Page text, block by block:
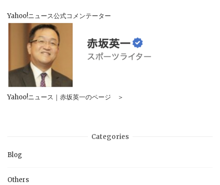
Yahoo!ニュース公式コメンテーター
Yahoo!ニュース｜赤坂英一のページ ＞
Categories
Blog
Others